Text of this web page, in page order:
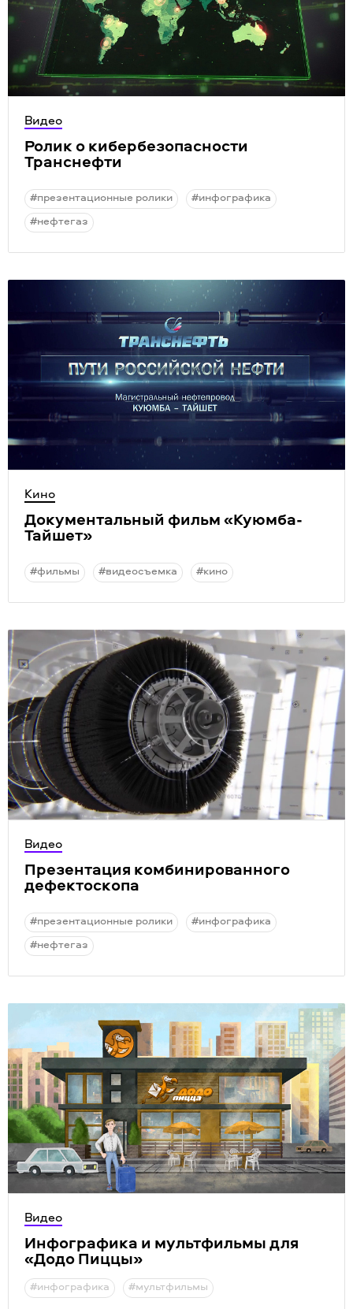
Видео
Ролик о кибербезопасности
Транснефти
#презентационные ролики
#инфографика
#нефтегаз
Кино
Документальный фильм «Куюмба-
Тайшет»
#фильмы #видеосъемка #кино
Видео
Презентация комбинированного
дефектоскопа
#презентационные ролики
#инфографика
#нефтегаз
Видео
Инфографика и мультфильмы для
«Додо Пиццы»
#инфографика #мультфильмы